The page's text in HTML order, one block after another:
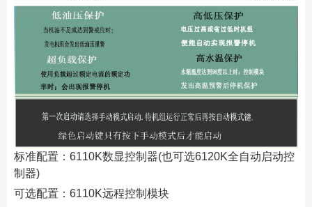
标准配置：6110K数显控制器(也可选6120K全自动启动控
制器)
可选配置：6110K远程控制模块